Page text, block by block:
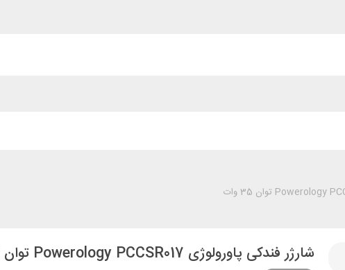
شارژر فندکی پاورولوژی Powerology PCCSR017 توان 35 وات